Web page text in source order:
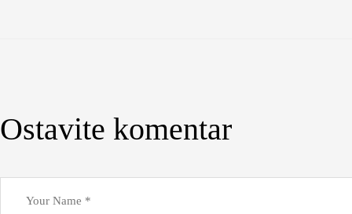
Ostavite komentar